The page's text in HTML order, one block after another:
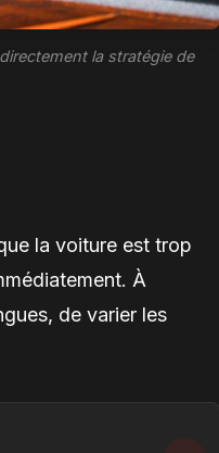
la stratégie de
la voiture est trop
À
de varier les